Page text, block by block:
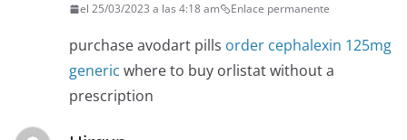
el 25/03/2023 a las 4:18 am Enlace permanente
purchase avodart pills order cephalexin 125mg
generic where to buy orlistat without a
prescription